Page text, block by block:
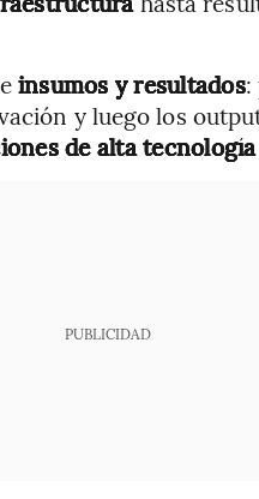
insumos y resultados:
y luego los
de alta
PUBLICIDAD